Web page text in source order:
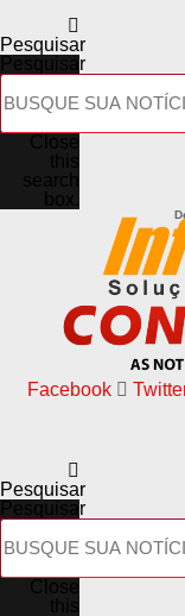
Pesquisar
Pesquisar
Facebook
Pesquisar
Pesquisar